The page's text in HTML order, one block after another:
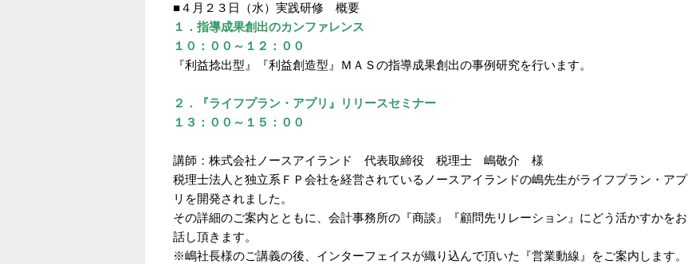
■４月２３日（水）実践研修 概要
１．指導成果創出のカンファレンス
１０：００～１２：００
『利益捻出型』『利益創造型』ＭＡＳの指導成果創出の事例研究を行います。
２．『ライフプラン・アプリ』リリースセミナー
１３：００～１５：００
講師：株式会社ノースアイランド 代表取締役 税理士 嶋敬介 様
税理士法人と独立系ＦＰ会社を経営されているノースアイランドの嶋先生がライフプラン・アプ
リを開発されました。
その詳細のご案内とともに、会計事務所の『商談』『顧問先リレーション』にどう活かすかをお
話し頂きます。
※嶋社長様のご講義の後、インターフェイスが織り込んで頂いた『営業動線』をご案内します。